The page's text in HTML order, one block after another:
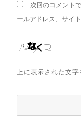
次回のコメント
ールアドレス、サイト
上に表示された文